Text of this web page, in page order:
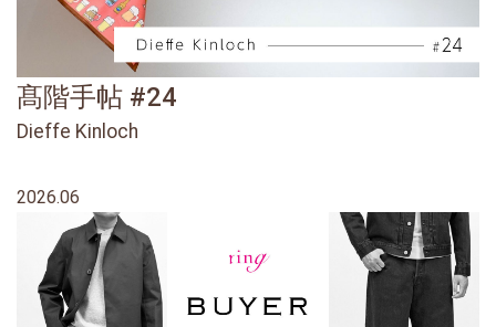
髙階手帖 #24
Dieffe Kinloch
2026.06